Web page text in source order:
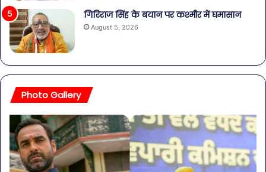
गिरिराज सिंह के बयान पर कश्मीर में घमासान
August 5, 2026
Photo Gallery
व्यापारियों
को
राहत
की
पहल:
पेट
की
से